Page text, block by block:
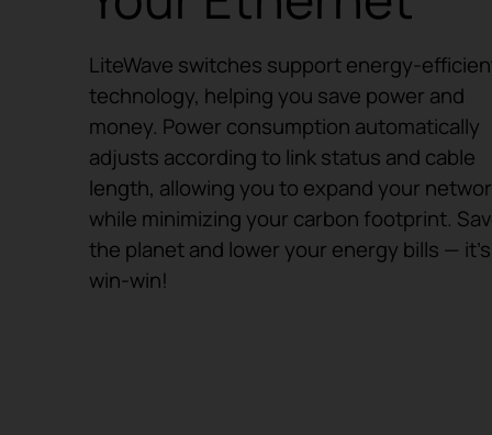
LiteWave switches support energy-
technology, helping you save power and
money. Power consumption automatically
adjusts according to link status and cable
length, allowing you to expand your
while minimizing your carbon footprint.
the planet and lower your energy bills —
win-win!